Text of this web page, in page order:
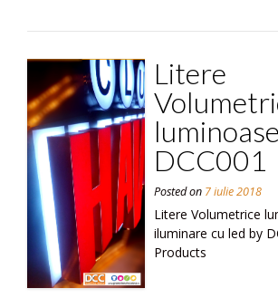
Litere
DCC001
Posted on 7 iulie 2018
Litere Volumetrice
iluminare cu led by
Products